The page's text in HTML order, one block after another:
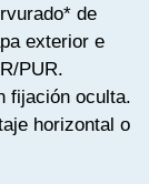
de
exterior e
PUR.
fijación oculta.
horizontal o